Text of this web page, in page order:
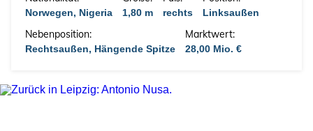
Norwegen, Nigeria 1,80 m rechts Linksaußen
Nebenposition:
Rechtsaußen, Hängende Spitze
Marktwert:
28,00 Mio. €